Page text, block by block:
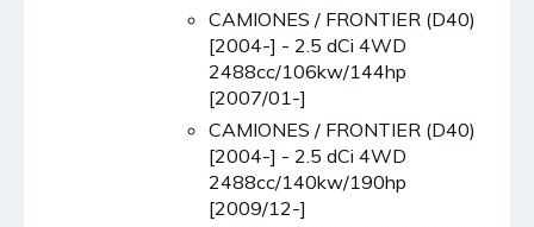
CAMIONES / FRONTIER (D40)
[2004-] - 2.5 dCi 4WD
2488cc/106kw/144hp
[2007/01-]
CAMIONES / FRONTIER (D40)
[2004-] - 2.5 dCi 4WD
2488cc/140kw/190hp
[2009/12-]